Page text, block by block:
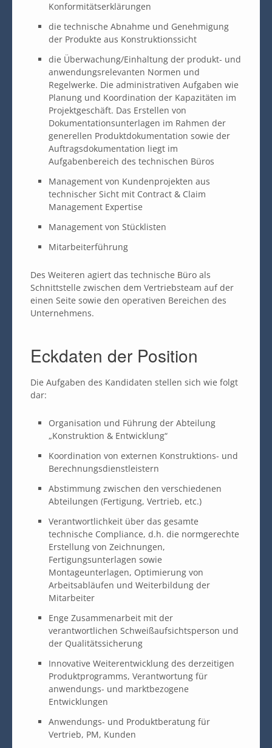
Konformitätserklärungen
die technische Abnahme und Genehmigung
der Produkte aus Konstruktionssicht
die Überwachung/Einhaltung der produkt- und
anwendungsrelevanten Normen und
Regelwerke. Die administrativen Aufgaben wie
Planung und Koordination der Kapazitäten im
Projektgeschäft. Das Erstellen von
Dokumentationsunterlagen im Rahmen der
generellen Produktdokumentation sowie der
Auftragsdokumentation liegt im
Aufgabenbereich des technischen Büros
Management von Kundenprojekten aus
technischer Sicht mit Contract & Claim
Management Expertise
Management von Stücklisten
Mitarbeiterführung
Des Weiteren agiert das technische Büro als
Schnittstelle zwischen dem Vertriebsteam auf der
einen Seite sowie den operativen Bereichen des
Unternehmens.
Eckdaten der Position
Die Aufgaben des Kandidaten stellen sich wie folgt
dar:
Organisation und Führung der Abteilung
„Konstruktion & Entwicklung“
Koordination von externen Konstruktions- und
Berechnungsdienstleistern
Abstimmung zwischen den verschiedenen
Abteilungen (Fertigung, Vertrieb, etc.)
Verantwortlichkeit über das gesamte
technische Compliance, d.h. die normgerechte
Erstellung von Zeichnungen,
Fertigungsunterlagen sowie
Montageunterlagen, Optimierung von
Arbeitsabläufen und Weiterbildung der
Mitarbeiter
Enge Zusammenarbeit mit der
verantwortlichen Schweißaufsichtsperson und
der Qualitätssicherung
Innovative Weiterentwicklung des derzeitigen
Produktprogramms, Verantwortung für
anwendungs- und marktbezogene
Entwicklungen
Anwendungs- und Produktberatung für
Vertrieb, PM, Kunden